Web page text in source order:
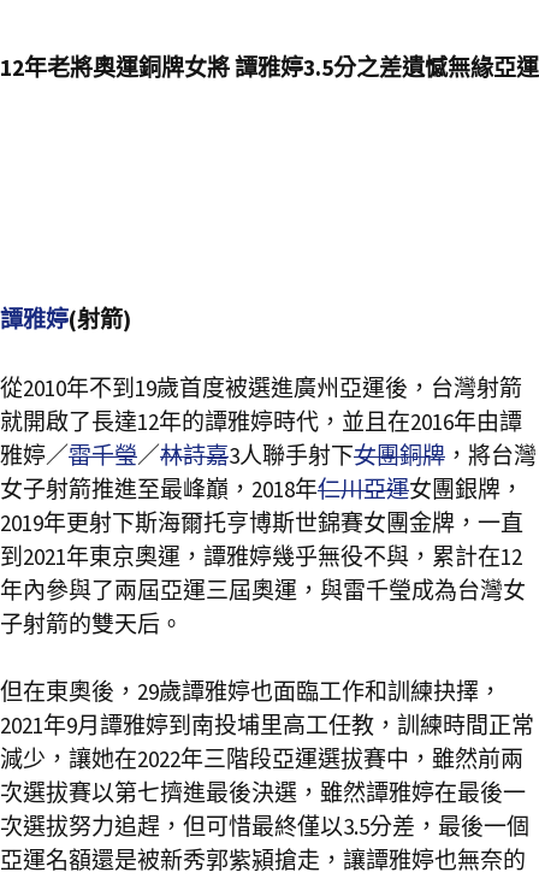
12年老將奧運銅牌女將 譚雅婷3.5分之差遺憾無緣亞運
譚雅婷(射箭)
從2010年不到19歲首度被選進廣州亞運後，台灣射箭
就開啟了長達12年的譚雅婷時代，並且在2016年由譚
雅婷／雷千瑩／林詩嘉3人聯手射下女團銅牌 ，將台灣
女子射箭推進至最峰巔，2018年仁川亞運女團銀牌，
2019年更射下斯海爾托亨博斯世錦賽女團金牌，一直
到2021年東京奧運，譚雅婷幾乎無役不與，累計在12
年內參與了兩屆亞運三屆奧運，與雷千瑩成為台灣女
子射箭的雙天后。
但在東奧後，29歲譚雅婷也面臨工作和訓練抉擇，
2021年9月譚雅婷到南投埔里高工任教，訓練時間正常
減少，讓她在2022年三階段亞運選拔賽中，雖然前兩
次選拔賽以第七擠進最後決選，雖然譚雅婷在最後一
次選拔努力追趕，但可惜最終僅以3.5分差，最後一個
亞運名額還是被新秀郭紫潁搶走，讓譚雅婷也無奈的